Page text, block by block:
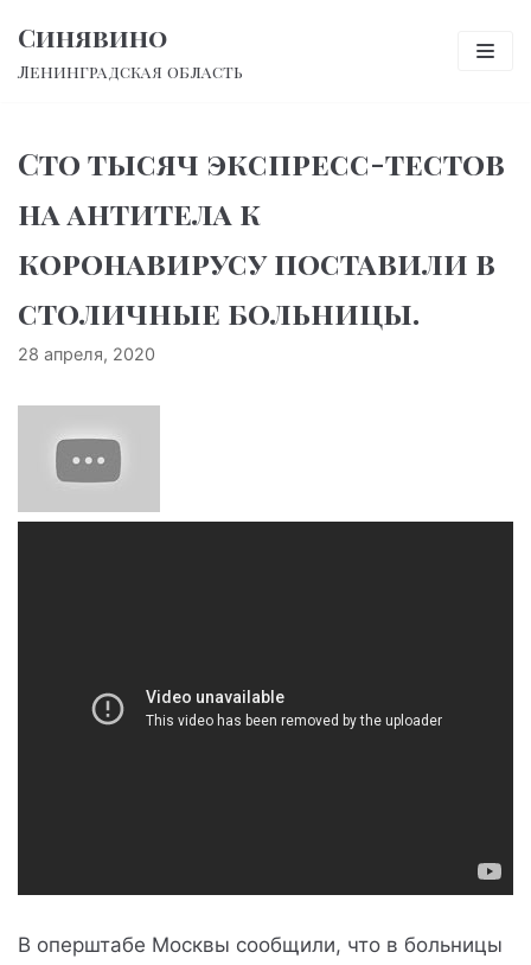
Перейти
к
Синявино
Ленинградская область
Сто тысяч экспресс-тестов
на антитела к
коронавирусу поставили в
столичные больницы.
28 апреля, 2020
В оперштабе Москвы сообщили, что в больницы